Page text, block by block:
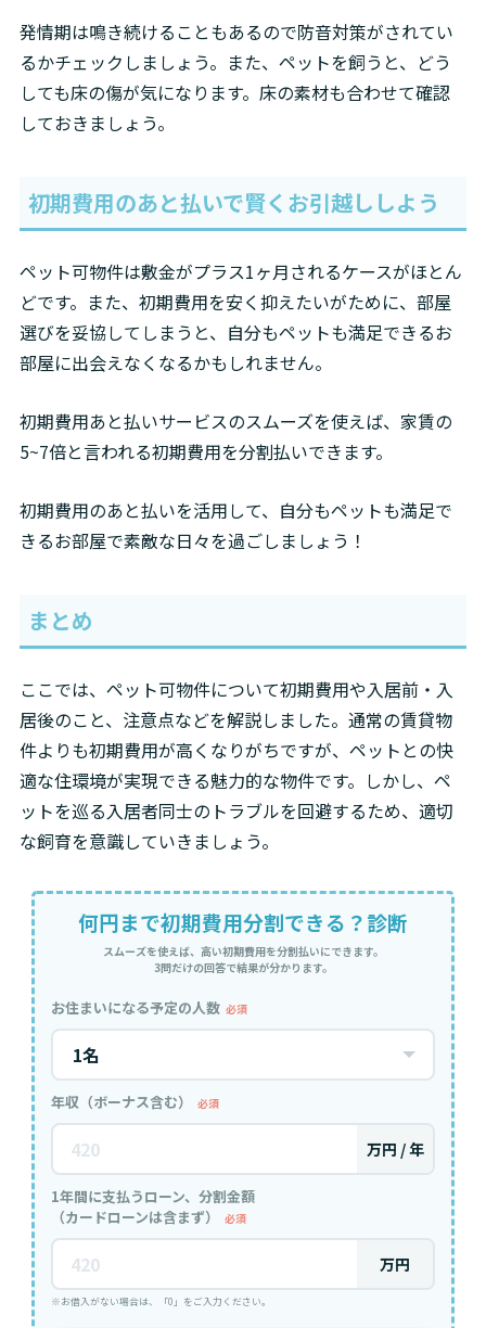
発情期は鳴き続けることもあるので防音対策がされてい
るかチェックしましょう。また、ペットを飼うと、どう
しても床の傷が気になります。床の素材も合わせて確認
しておきましょう。
初期費用のあと払いで賢くお引越ししよう
ペット可物件は敷金がプラス1ヶ月されるケースがほとん
どです。また、初期費用を安く抑えたいがために、部屋
選びを妥協してしまうと、自分もペットも満足できるお
部屋に出会えなくなるかもしれません。
初期費用あと払いサービスのスムーズを使えば、家賃の
5~7倍と言われる初期費用を分割払いできます。
初期費用のあと払いを活用して、自分もペットも満足で
きるお部屋で素敵な日々を過ごしましょう！
まとめ
ここでは、ペット可物件について初期費用や入居前・入
居後のこと、注意点などを解説しました。通常の賃貸物
件よりも初期費用が高くなりがちですが、ペットとの快
適な住環境が実現できる魅力的な物件です。しかし、ペ
ットを巡る入居者同士のトラブルを回避するため、適切
な飼育を意識していきましょう。
何円まで初期費用分割できる？診断
スムーズを使えば、高い初期費用を分割払いにできます。
3問だけの回答で結果が分かります。
お住まいになる予定の人数 必須
年収（ボーナス含む） 必須
万円 / 年
1年間に支払うローン、分割金額
（カードローンは含まず）
必須
万円
※お借入がない場合は、「0」をご入力ください。